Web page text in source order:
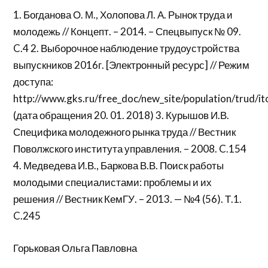
1. Богданова О. М., Холопова Л. А. Рынок труда и
молодежь // Концепт. – 2014. – Спецвыпуск № 09.
C.4 2. Выборочное наблюдение трудоустройства
выпускников 2016г. [Электронный ресурс] // Режим
доступа:
http://www.gks.ru/free_doc/new_site/population/trud/
(дата обращения 20. 01. 2018) 3. Курышов И.В.
Специфика молодежного рынка труда // Вестник
Поволжского института управления. – 2008. C.154
4. Медведева И.В., Баркова В.В. Поиск работы
молодыми специалистами: проблемы и их
решения // Вестник КемГУ. – 2013. — №4 (56). Т.1.
C.245
Горьковая Ольга Павловна